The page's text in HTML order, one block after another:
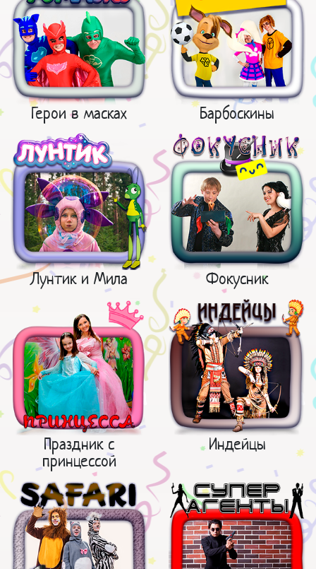
Герои в масках Барбоскины
Лунтик и Мила Фокусник
Праздник с
принцессой
Индейцы